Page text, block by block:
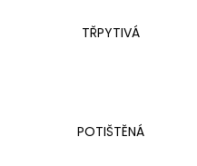
TŘPYTIVÁ
POTIŠTĚNÁ